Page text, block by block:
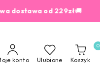
od 229zł🚚
konto Ulubione Koszyk
0